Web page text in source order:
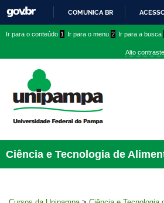
PARA
CONTEÚDO
COMUNICA BR
conteúdo
menu
superior
menu
Ir para o conteúdo 1 Ir para o menu 2 Ir para a busca
Alto contraste
Ciência e Tecnologia de